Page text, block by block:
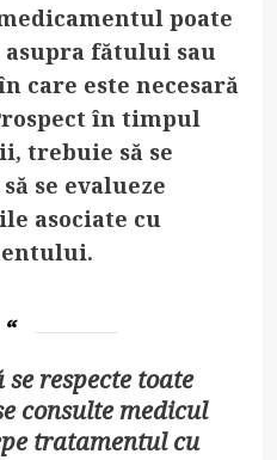
poate
asupra fătului sau
care este necesară
în timpul
trebuie să se
se evalueze
asociate cu
se respecte toate
consulte medicul
tratamentul cu